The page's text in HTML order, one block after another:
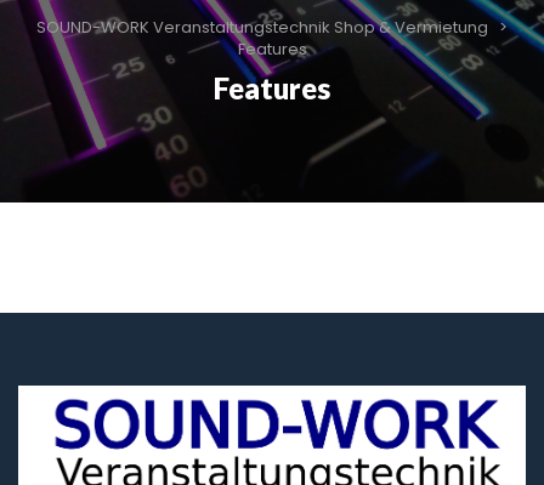
SOUND-WORK Veranstaltungstechnik Shop & Vermietung >
Features
Features